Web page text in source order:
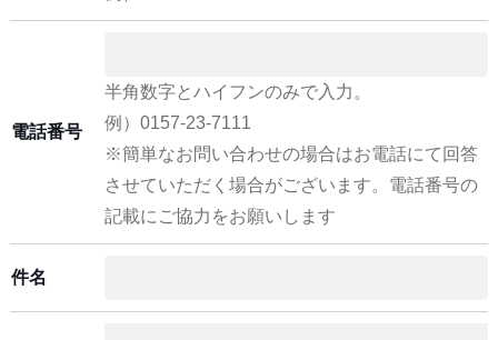
電話番号
半角数字とハイフンのみで入力。
例）0157-23-7111
※簡単なお問い合わせの場合はお電話にて回答
させていただく場合がございます。電話番号の
記載にご協力をお願いします
件名